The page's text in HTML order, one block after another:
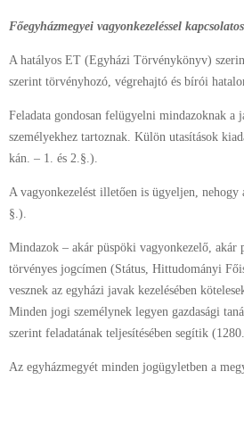
Főegyházmegyei vagyonkezeléssel
A hatályos ET (Egyházi Törvénykönyv)
szerint törvényhozó, végrehajtó és bírói
Feladata gondosan felügyelni mindazoknak a
személyekhez tartoznak. Külön utasítások
kán. – 1. és 2.§.).
A vagyonkezelést illetően is ügyeljen, nehogy
§.).
Mindazok – akár püspöki vagyonkezelő,
törvényes jogcímen (Státus, Hittudományi
vesznek az egyházi javak kezelésében
Minden jogi személynek legyen gazdasági
szerint feladatának teljesítésében segítik
Az egyházmegyét minden jogügyletben a